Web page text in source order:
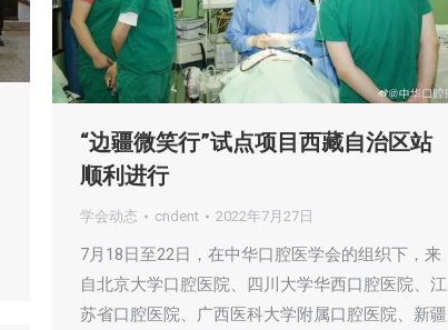
“边疆微笑行”试点项目西藏自治区站
顺利进行
学会动态 cndent 2022年7月27日
7月18日至22日，在中华口腔医学会的组织下，来
自北京大学口腔医院、四川大学华西口腔医院、江
苏省口腔医院、广西医科大学附属口腔医院、新疆